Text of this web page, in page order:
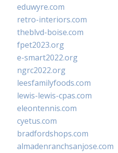
eduwyre.com
retro-interiors.com
theblvd-boise.com
fpet2023.org
e-smart2022.org
ngrc2022.org
leesfamilyfoods.com
lewis-lewis-cpas.com
eleontennis.com
cyetus.com
bradfordshops.com
almadenranchsanjose.com